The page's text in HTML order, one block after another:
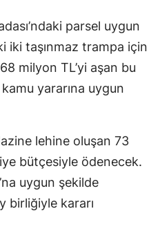
parsel uygun
iki taşınmaz trampa için
milyon TL’yi aşan bu
yararına uygun
lehine oluşan 73
bütçesiyle ödenecek.
uygun şekilde
birliğiyle kararı